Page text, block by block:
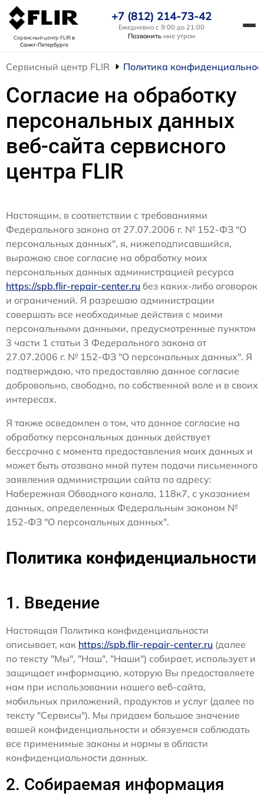
Сервисный центр FLIRв
Санкт-Петербурге
+7 (812) 214-73-42
Ежедневно с 9:00 до 21:00
Позвонить мне утром
Сервисный центр FLIR Политика
Согласие на обработку
персональных данных
веб-сайта сервисного
центра FLIR
Настоящим, в соответствии с требованиями
Федерального закона от 27.07.2006 г. № 152-ФЗ "О
персональных данных", я, нижеподписавшийся,
выражаю свое согласие на обработку моих
персональных данных администрацией ресурса
https://spb.flir-repair-center.ru без каких-либо оговорок
и ограничений. Я разрешаю администрации
совершать все необходимые действия с моими
персональными данными, предусмотренные пунктом
3 части 1 статьи 3 Федерального закона от
27.07.2006 г. № 152-ФЗ "О персональных данных". Я
подтверждаю, что предоставляю данное согласие
добровольно, свободно, по собственной воле и в своих
интересах.
Я также осведомлен о том, что данное согласие на
обработку персональных данных действует
бессрочно с момента предоставления моих данных и
может быть отозвано мной путем подачи письменного
заявления администрации сайта по адресу:
Набережная Обводного канала, 118к7, с указанием
данных, определенных Федеральным законом №
152-ФЗ "О персональных данных".
Политика конфиденциальности
1. Введение
Настоящая Политика конфиденциальности
описывает, как https://spb.flir-repair-center.ru (далее
по тексту "Мы", "Наш", "Наши") собирает, использует и
защищает информацию, которую Вы предоставляете
нам при использовании нашего веб-сайта,
мобильных приложений, продуктов и услуг (далее по
тексту "Сервисы"). Мы придаем большое значение
вашей конфиденциальности и обязуемся соблюдать
все применимые законы и нормы в области
конфиденциальности данных.
2. Собираемая информация